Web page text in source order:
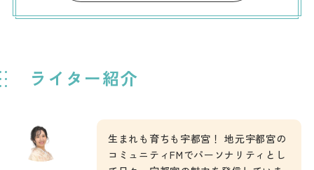
ライター紹介
生まれも育ちも宇都宮！ 地元宇都宮の
コミュニティFMでパーソナリティとし